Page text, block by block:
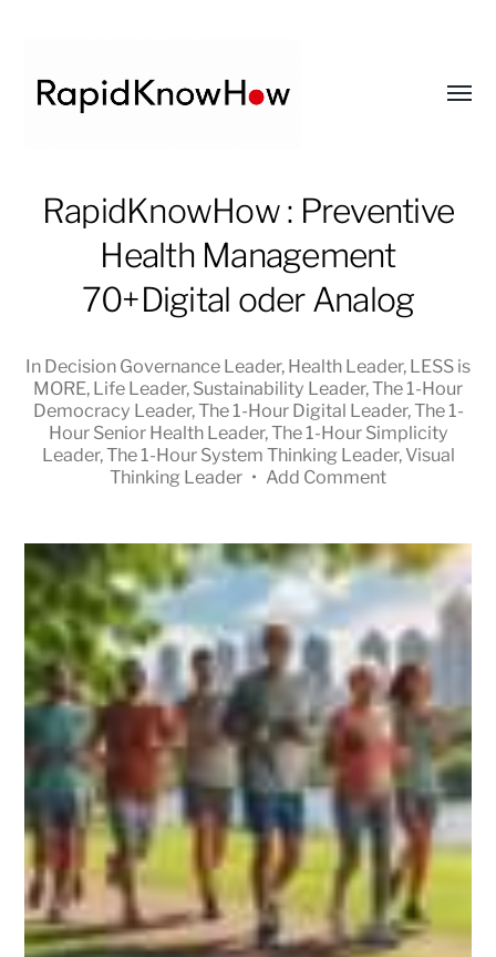
RapidKnowHow
DECISION
MASTER
RapidKnowHow : Preventive
Health Management
70+Digital oder Analog
In Decision Governance Leader, Health Leader, LESS is
MORE, Life Leader, Sustainability Leader,The 1-Hour
Democracy Leader,The 1-Hour Digital Leader,The 1-
Hour Senior Health Leader,The 1-Hour Simplicity
Leader,The 1-Hour System Thinking Leader, Visual
Thinking Leader • Add Comment